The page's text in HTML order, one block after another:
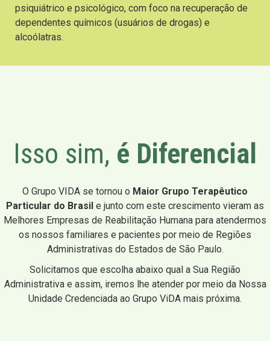
psiquiátrico e psicológico, com foco na recuperação de
dependentes químicos (usuários de drogas) e
alcoólatras.
Isso sim, é Diferencial
O Grupo VIDA se tornou o Maior Grupo Terapêutico
Particular do Brasil e junto com este crescimento vieram as
Melhores Empresas de Reabilitação Humana para atendermos
os nossos familiares e pacientes por meio de Regiões
Administrativas do Estados de São Paulo.
Solicitamos que escolha abaixo qual a Sua Região
Administrativa e assim, iremos lhe atender por meio da Nossa
Unidade Credenciada ao Grupo ViDA mais próxima.